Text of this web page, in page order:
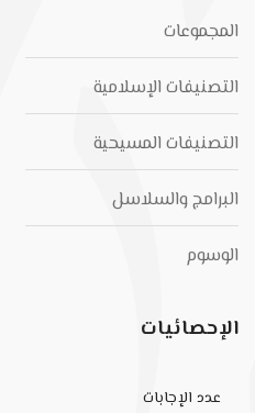
المجموعات
التصنيفات الإسلامية
التصنيفات المسيحية
البرامج والسلاسل
الوسوم
الإحصائيات
عدد الإجابات